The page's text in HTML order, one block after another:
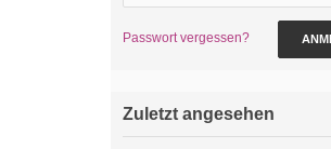
Passwort vergessen?
Zuletzt angesehen